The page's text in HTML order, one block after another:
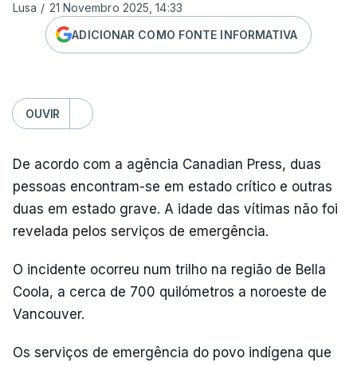
Lusa / 21 Novembro 2025, 14:33
ADICIONAR COMO FONTE INFORMATIVA
OUVIR
De acordo com a agência Canadian Press, duas
pessoas encontram-se em estado crítico e outras
duas em estado grave. A idade das vítimas não foi
revelada pelos serviços de emergência.
O incidente ocorreu num trilho na região de Bella
Coola, a cerca de 700 quilómetros a noroeste de
Vancouver.
Os serviços de emergência do povo indígena que